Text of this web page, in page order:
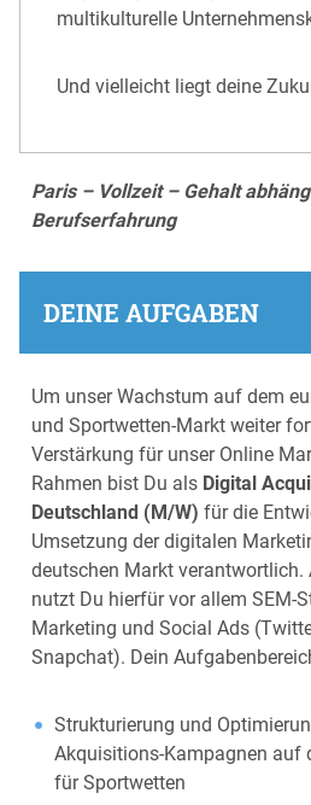
multikulturelle
Und vielleicht liegt deine
Paris – Vollzeit – Gehalt
Berufserfahrung
DEINE AUFGABEN
Um unser Wachstum auf dem
und Sportwetten-Markt weiter
Verstärkung für unser Online
Rahmen bist Du als Digital
Deutschland (M/W) für die
Umsetzung der digitalen
deutschen Markt
nutzt Du hierfür vor allem SEM-
Marketing und Social Ads
Snapchat). Dein
Strukturierung und
Akquisitions-Kampagnen auf
für Sportwetten